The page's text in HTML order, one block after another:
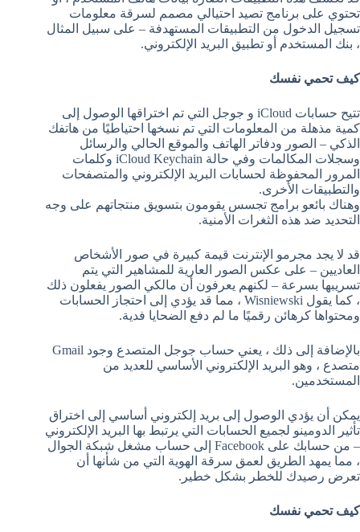
تحتوي على برنامج تصيد احتيالي مصمم لسرقة معلومات
تسجيل الدخول من التطبيقات المستهدفة – على سبيل المثال
، بنك المستخدم أو تطبيق البريد الإلكتروني.
كيف تحمي نفسك
تتيح حسابات iCloud و جوجل التي تم اختراقها الوصول إلى
كمية مذهلة من المعلومات التي تم نسخها احتياطيًا من هاتفك
الذكي – الصور ودفاتر الهاتف والموقع الحالي والرسائل
وسجلات المكالمات وفي حالة iCloud Keychain وكلمات
المرور المحفوظة لحسابات البريد الإلكتروني والمتصفحات
والتطبيقات الأخرى.
وهناك بائعو برامج تجسس يقومون بتسويق منتجاتهم على وجه
التحديد ضد هذه الثغرات الأمنية.
قد لا يجد مجرمو الإنترنت قيمة كبيرة في صور الأشخاص
العاديين – على عكس الصور العارية للمشاهير التي يتم
تسريبها بسرعة – لكنهم يعرفون أن مالكي الصور يفعلون ذلك
، كما يقول Wisniewski ، مما قد يؤدي إلى احتجاز الحسابات
ومحتواها كرهائن رقميًا ما لم دفع الضحايا فدية.
بالإضافة إلى ذلك ، يعني حساب جوجل المتصدع وجود Gmail
متصدع ، وهو البريد الإلكتروني الأساسي للعديد من
المستخدمين.
يمكن أن يؤدي الوصول إلى بريد إلكتروني أساسي إلى اختراق
تأثير الدومينو لجميع الحسابات التي يرتبط بها البريد الإلكتروني
– من حسابك على Facebook إلى حساب مشغل شبكة الجوال
، مما يمهد الطريق لعمق سرقة الهوية التي من شأنها أن
تعرض رصيدك للخطر بشكل خطير.
كيف تحمي نفسك